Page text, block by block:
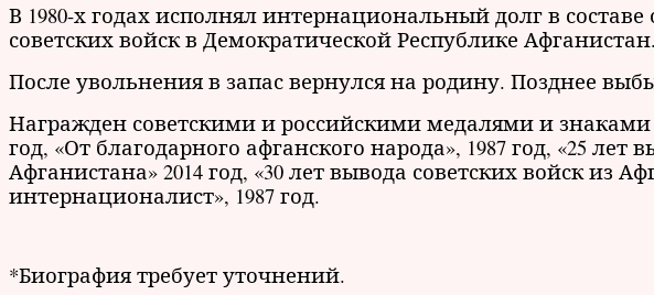
В 1980-х годах исполнял интернациональный долг в
советских войск в Демократической Республике Афганистан.
После увольнения в запас вернулся на родину. Позднее
Награжден советскими и российскими медалями и знаками ,
год, «От благодарного афганского народа», 1987 год, «25 лет
Афганистана» 2014 год, «30 лет вывода советских войск из
интернационалист», 1987 год.
*Биография требует уточнений.